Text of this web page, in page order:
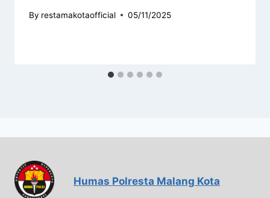
By restamakotaofficial 05/11/2025
Humas Polresta Malang Kota